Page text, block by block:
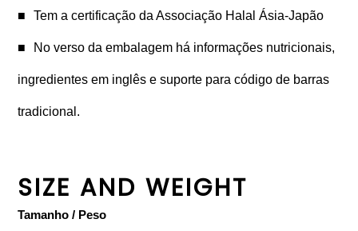
Tem a certificação da Associação Halal Ásia-Japão
No verso da embalagem há informações nutricionais,
ingredientes em inglês e suporte para código de barras
tradicional.
SIZE AND WEIGHT
Tamanho / Peso